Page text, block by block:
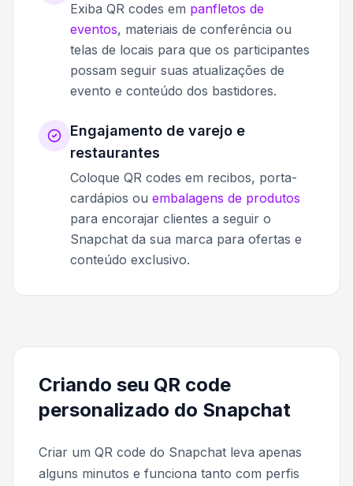
Exiba QR codes em panfletos de
eventos, materiais de conferência ou
telas de locais para que os participantes
possam seguir suas atualizações de
evento e conteúdo dos bastidores.
Engajamento de varejo e
restaurantes
Coloque QR codes em recibos, porta-
cardápios ou embalagens de produtos
para encorajar clientes a seguir o
Snapchat da sua marca para ofertas e
conteúdo exclusivo.
Criando seu QR code
personalizado do Snapchat
Criar um QR code do Snapchat leva apenas
alguns minutos e funciona tanto com perfis